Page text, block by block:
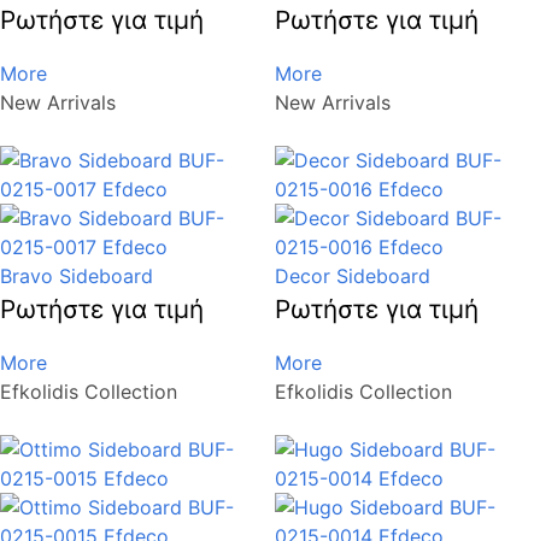
Ρωτήστε για τιμή
More
New Arrivals
Ρωτήστε για τιμή
More
New Arrivals
Bravo Sideboard
Ρωτήστε για τιμή
More
Efkolidis Collection
Decor Sideboard
Ρωτήστε για τιμή
More
Efkolidis Collection